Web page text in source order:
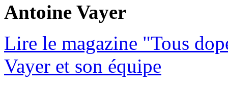
Antoine Vayer
Lire le magazine "Tous
Vayer et son équipe